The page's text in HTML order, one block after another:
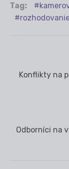
Tag:
Previous
Konflikty na
Next
Odborníci na